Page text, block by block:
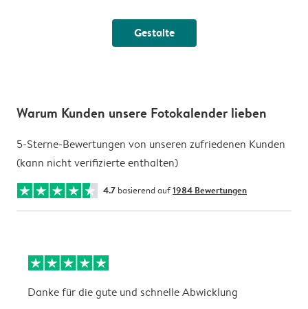
Gestalte
Warum Kunden unsere Fotokalender lieben
5-Sterne-Bewertungen von unseren zufriedenen Kunden
(kann nicht verifizierte enthalten)
4.7 basierend auf1984 Bewertungen
Danke für die gute und schnelle Abwicklung